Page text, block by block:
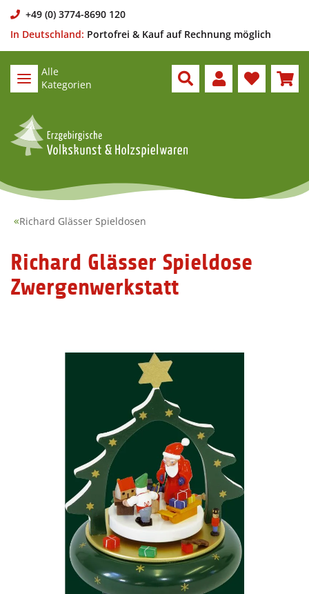
+49 (0) 3774-8690 120
In Deutschland: Portofrei & Kauf auf Rechnung möglich
Alle
Kategorien
Richard Glässer Spieldosen
Richard Glässer Spieldose
Zwergenwerkstatt